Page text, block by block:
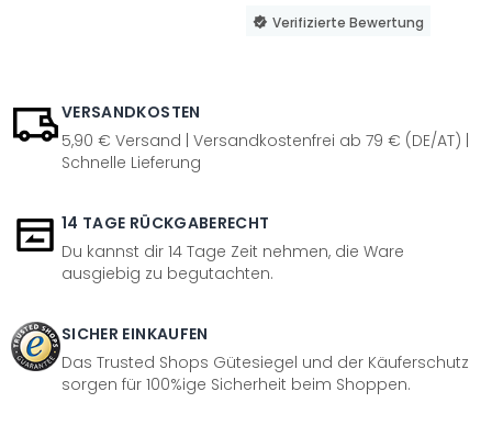
Verifizierte Bewertung
VERSANDKOSTEN
5,90 € Versand | Versandkostenfrei ab 79 € (DE/AT) |
Schnelle Lieferung
14 TAGE RÜCKGABERECHT
Du kannst dir 14 Tage Zeit nehmen, die Ware
ausgiebig zu begutachten.
SICHER EINKAUFEN
Das Trusted Shops Gütesiegel und der Käuferschutz
sorgen für 100%ige Sicherheit beim Shoppen.